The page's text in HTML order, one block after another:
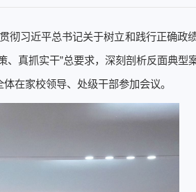
习近平总书记关于树立和践行正确政
真抓实干”总要求，深刻剖析反面典型
在家校领导、处级干部参加会议。